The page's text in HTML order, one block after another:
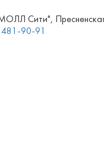
Сити", Пресненская
90-91